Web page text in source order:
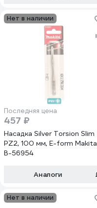
Нет в наличии
Последняя цена
457 ₽
Насадка Silver Torsion Slim
PZ2, 100 мм, E-form Makita
B-56954
Аналоги
Нет в наличии